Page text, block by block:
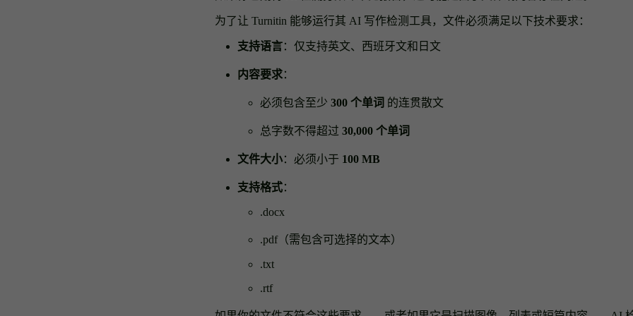
为了让 Turnitin 能够运行其 AI 写作检测工具，文件必须满足以下技术要求：
支持语言：仅支持英文、西班牙文和日文
内容要求：
必须包含至少 300 个单词 的连贯散文
总字数不得超过 30,000 个单词
文件大小：必须小于 100 MB
支持格式：
.docx
.pdf（需包含可选择的文本）
.txt
.rtf